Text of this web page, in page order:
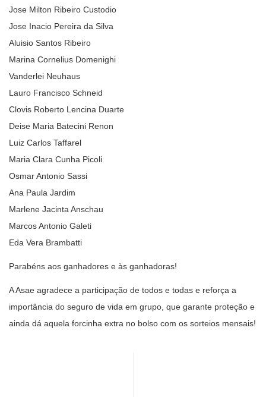
Jose Milton Ribeiro Custodio
Jose Inacio Pereira da Silva
Aluisio Santos Ribeiro
Marina Cornelius Domenighi
Vanderlei Neuhaus
Lauro Francisco Schneid
Clovis Roberto Lencina Duarte
Deise Maria Batecini Renon
Luiz Carlos Taffarel
Maria Clara Cunha Picoli
Osmar Antonio Sassi
Ana Paula Jardim
Marlene Jacinta Anschau
Marcos Antonio Galeti
Eda Vera Brambatti
Parabéns aos ganhadores e às ganhadoras!
A Asae agradece a participação de todos e todas e reforça a
importância do seguro de vida em grupo, que garante proteção e
ainda dá aquela forcinha extra no bolso com os sorteios mensais!